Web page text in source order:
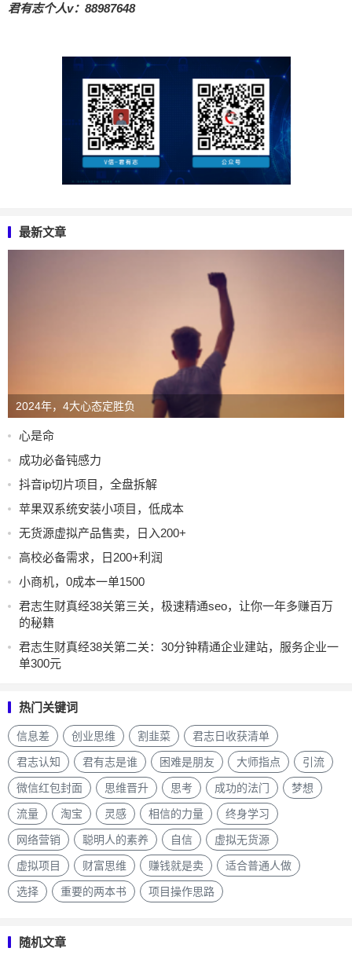
君有志个人v：88987648
最新文章
2024年，4大心态定胜负
心是命
成功必备钝感力
抖音ip切片项目，全盘拆解
苹果双系统安装小项目，低成本
无货源虚拟产品售卖，日入200+
高校必备需求，日200+利润
小商机，0成本一单1500
君志生财真经38关第三关，极速精通seo，让你一年多赚百万
的秘籍
君志生财真经38关第二关：30分钟精通企业建站，服务企业一
单300元
热门关键词
信息差 创业思维 割韭菜 君志日收获清单
君志认知 君有志是谁 困难是朋友 大师指点 引流
微信红包封面 思维晋升 思考 成功的法门 梦想
流量 淘宝 灵感 相信的力量 终身学习
网络营销 聪明人的素养 自信 虚拟无货源
虚拟项目 财富思维 赚钱就是卖 适合普通人做
选择 重要的两本书 项目操作思路
随机文章